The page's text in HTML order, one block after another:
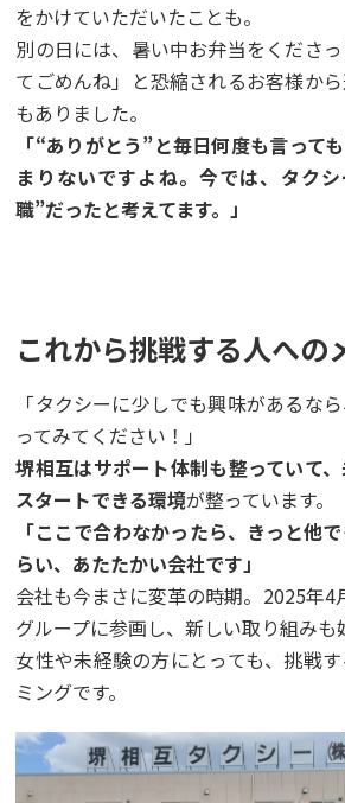
をかけていただいたことも。
別の日には、暑い中お弁当をくださ
てごめんね」と恐縮されるお客様か
もありました。
「“ありがとう”と毎日何度も言って
まりないですよね。今では、タク
職”だったと考えてます。」
これから挑戦する人への
「タクシーに少しでも興味があるな
ってみてください！」
堺相互はサポート体制も整っていて
スタートできる環境が整っています。
「ここで合わなかったら、きっと他
らい、あたたかい会社です」
会社も今まさに変革の時期。2025年
グループに参画し、新しい取り組みも
女性や未経験の方にとっても、挑戦
ミングです。